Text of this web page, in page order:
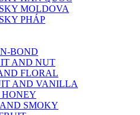
MOLDOVA
PHÁP
BOND
AND NUT
FLORAL
AND VANILLA
SMOKY